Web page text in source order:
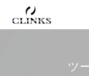
ツ